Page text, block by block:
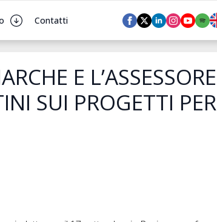
Contatti
E L’ASSESSORE
SUI PROGETTI PER